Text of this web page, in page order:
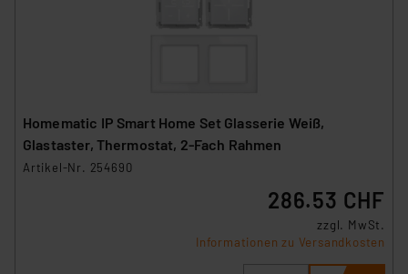
Homematic IP Smart Home Set Glasserie Weiß,
Glastaster, Thermostat, 2-Fach Rahmen
Artikel-Nr. 254690
286.53 CHF
zzgl. MwSt.
Informationen zu Versandkosten